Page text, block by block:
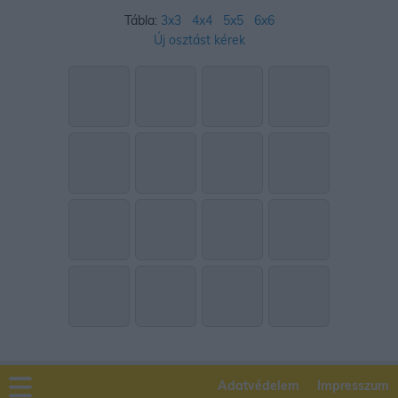
Tábla: 3x3 4x4 5x5
6x6
Új osztást kérek
Adatvédelem Impresszum